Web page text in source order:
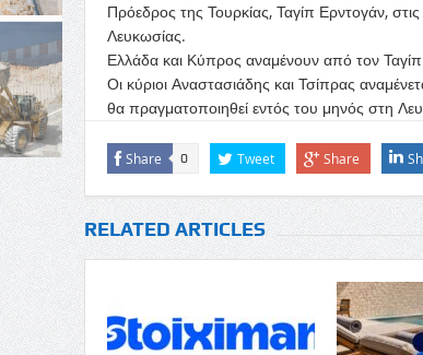
Πρόεδρος της Τουρκίας, Ταγίπ Ερντογάν,
Λευκωσίας.
Ελλάδα και Κύπρος αναμένουν από τον
Οι κύριοι Αναστασιάδης και Τσίπρας
θα πραγματοποιηθεί εντός του μηνός στη
Share 0 Tweet Share
RELATED ARTICLES